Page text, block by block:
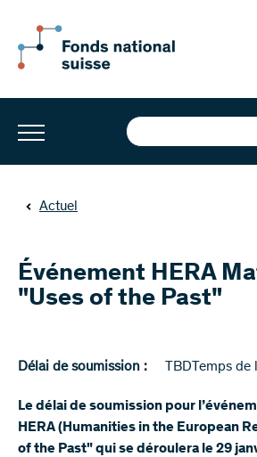
Actuel
Événement HERA
"Uses of the Past"
Délai de soumission : TBD Temps
Le délai de soumission pour
HERA (Humanities in the European
of the Past" qui se déroulera le 29